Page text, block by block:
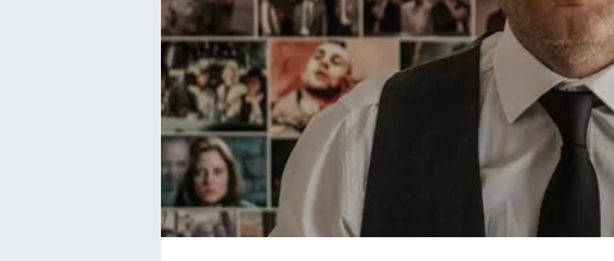
İletişim/Künye
Gözden Kaçmasın
İletişim (Künye)